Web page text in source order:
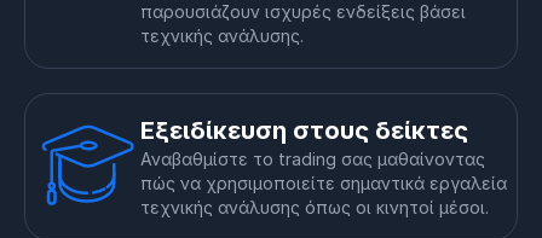
παρουσιάζουν ισχυρές ενδείξεις βάσει
τεχνικής ανάλυσης.
Εξειδίκευση στους δείκτες
Αναβαθμίστε το trading σας μαθαίνοντας
πώς να χρησιμοποιείτε σημαντικά εργαλεία
τεχνικής ανάλυσης όπως οι κινητοί μέσοι.